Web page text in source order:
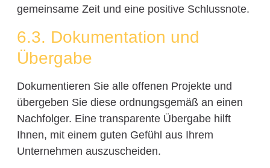
gemeinsame Zeit und eine positive Schlussnote.
6.3. Dokumentation und
Übergabe
Dokumentieren Sie alle offenen Projekte und
übergeben Sie diese ordnungsgemäß an einen
Nachfolger. Eine transparente Übergabe hilft
Ihnen, mit einem guten Gefühl aus Ihrem
Unternehmen auszuscheiden.